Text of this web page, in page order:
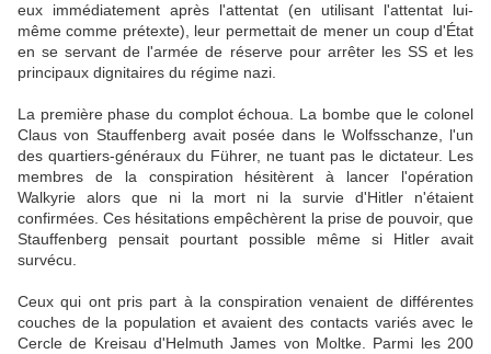
eux immédiatement après l'attentat (en utilisant l'attentat lui-
même comme prétexte), leur permettait de mener un coup d'État
en se servant de l'armée de réserve pour arrêter les SS et les
principaux dignitaires du régime nazi.
La première phase du complot échoua. La bombe que le colonel
Claus von Stauffenberg avait posée dans le Wolfsschanze, l'un
des quartiers-généraux du Führer, ne tuant pas le dictateur. Les
membres de la conspiration hésitèrent à lancer l'opération
Walkyrie alors que ni la mort ni la survie d'Hitler n'étaient
confirmées. Ces hésitations empêchèrent la prise de pouvoir, que
Stauffenberg pensait pourtant possible même si Hitler avait
survécu.
Ceux qui ont pris part à la conspiration venaient de différentes
couches de la population et avaient des contacts variés avec le
Cercle de Kreisau d'Helmuth James von Moltke. Parmi les 200